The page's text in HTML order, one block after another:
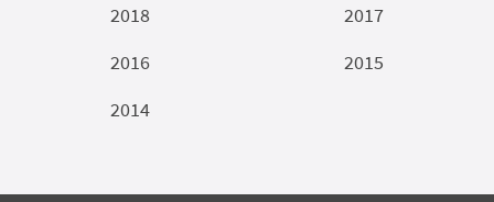
2018
2017
2016
2015
2014